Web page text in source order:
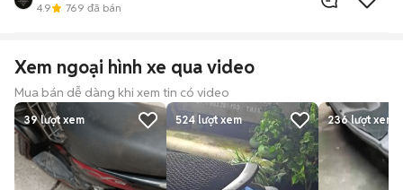
4.9
769 đã bán
Xem ngoại hình xe qua video
Mua bán dễ dàng khi xem tin có video
39lượt xem 524 lượt xem 236lượt xem